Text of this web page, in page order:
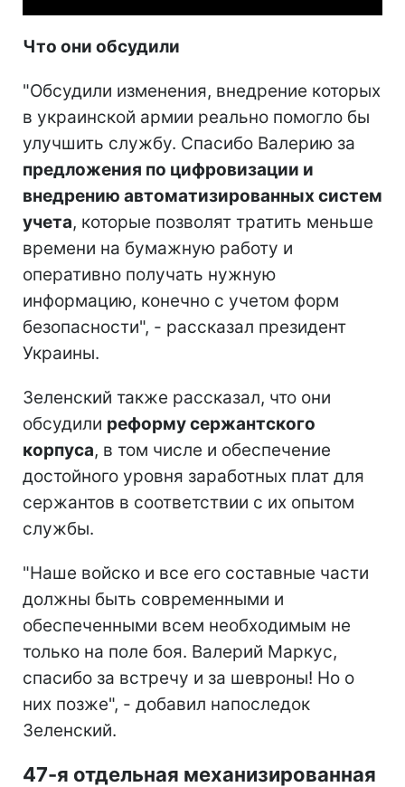
Что они обсудили
"Обсудили изменения, внедрение которых
в украинской армии реально помогло бы
улучшить службу. Спасибо Валерию за
предложения по цифровизации и
внедрению автоматизированных систем
учета, которые позволят тратить меньше
времени на бумажную работу и
оперативно получать нужную
информацию, конечно с учетом форм
безопасности", - рассказал президент
Украины.
Зеленский также рассказал, что они
обсудили реформу сержантского
корпуса, в том числе и обеспечение
достойного уровня заработных плат для
сержантов в соответствии с их опытом
службы.
"Наше войско и все его составные части
должны быть современными и
обеспеченными всем необходимым не
только на поле боя. Валерий Маркус,
спасибо за встречу и за шевроны! Но о
них позже", - добавил напоследок
Зеленский.
47-я отдельная механизированная